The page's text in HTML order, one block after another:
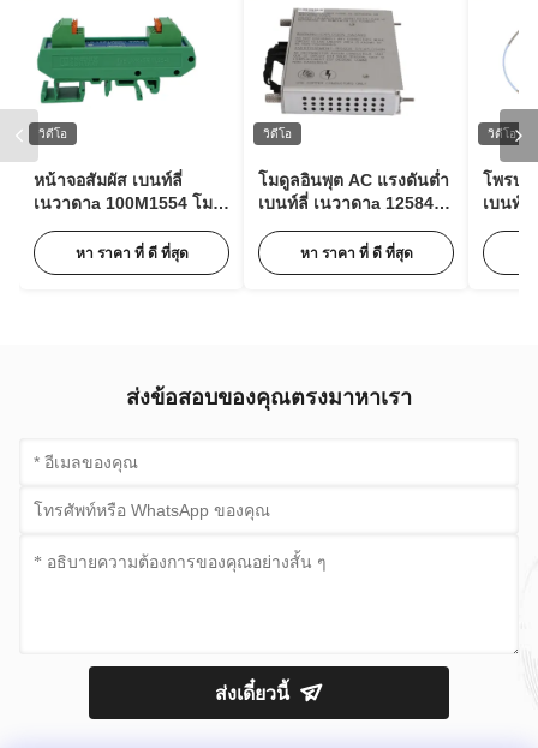
วิดีโอ
หน้าจอสัมผัส เบนท์ลี่
เนวาดาa 100M1554 โม
ตรวจสอบสภาพ
หา ราคา ที่ ดี ที่สุด
วิดีโอ
โมดูลอินพุต AC แรงดันต่ำ
เบนท์ลี่ เนวาดาa 125840-
85 ถึง 264 Vac RMS
หา ราคา ที่ ดี ที่สุด
วิดีโอ
โพรบ
เบนท์ลี่
05-30-
ส่งข้อสอบของคุณตรงมาหาเรา
ส่งเดี๋ยวนี้